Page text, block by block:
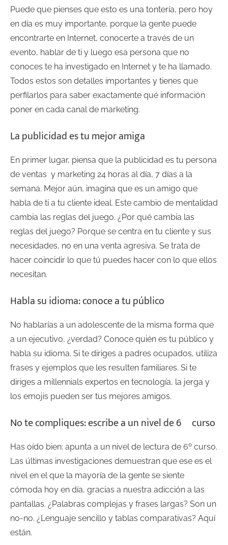
Puede que pienses que esto es una tontería, pero hoy
en día es muy importante, porque la gente puede
encontrarte en Internet, conocerte a través de un
evento, hablar de ti y luego esa persona que no
conoces te ha investigado en Internet y te ha llamado.
Todos estos son detalles importantes y tienes que
perfilarlos para saber exactamente qué información
poner en cada canal de marketing.
La publicidad es tu mejor amiga
En primer lugar, piensa que la publicidad es tu persona
de ventas y marketing 24 horas al día, 7 días a la
semana. Mejor aún, imagina que es un amigo que
habla de ti a tu cliente ideal. Este cambio de mentalidad
cambia las reglas del juego. ¿Por qué cambia las
reglas del juego? Porque se centra en tu cliente y sus
necesidades, no en una venta agresiva. Se trata de
hacer coincidir lo que tú puedes hacer con lo que ellos
necesitan.
Habla su idioma: conoce a tu público
No hablarías a un adolescente de la misma forma que
a un ejecutivo, ¿verdad? Conoce quién es tu público y
habla su idioma. Si te diriges a padres ocupados, utiliza
frases y ejemplos que les resulten familiares. Si te
diriges a millennials expertos en tecnología, la jerga y
los emojis pueden ser tus mejores amigos.
No te compliques: escribe a un nivel de 6º curso
Has oído bien: apunta a un nivel de lectura de 6º curso.
Las últimas investigaciones demuestran que ese es el
nivel en el que la mayoría de la gente se siente
cómoda hoy en día, gracias a nuestra adicción a las
pantallas. ¿Palabras complejas y frases largas? Son un
no-no. ¿Lenguaje sencillo y tablas comparativas? Aquí
están.